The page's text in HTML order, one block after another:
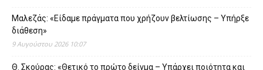
Μαλεζάς: «Είδαμε πράγματα που χρήζουν βελτίωσης – Υπήρξε
διάθεση»
9 Αυγούστου 2026 10:07
Θ. Σκούρας: «Θετικό το πρώτο δείγμα – Υπάρχει ποιότητα και